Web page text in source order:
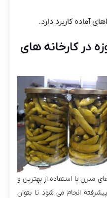
آماده کاربرد دارد.
در کارخانه های
مدرن با استفاده از بهترین و
انجام می شود تا بتوان